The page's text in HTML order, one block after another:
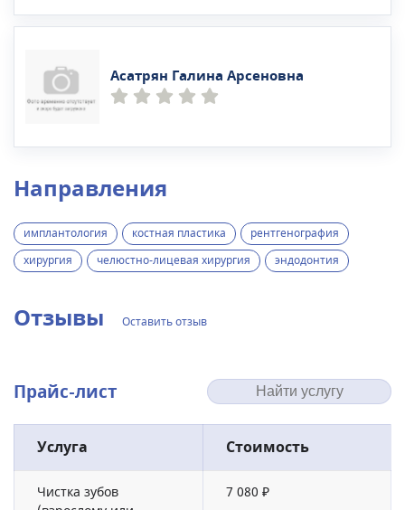
Асатрян Галина Арсеновна
Направления
имплантология костная пластика
рентгенография
хирургия
челюстно-лицевая хирургия эндодонтия
Отзывы Оставить отзыв
Прайс-лист
Услуга Стоимость
Чистка зубов
7 080 ₽